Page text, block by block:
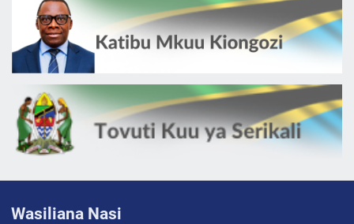
Wasiliana Nasi